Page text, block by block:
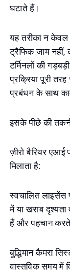
घटाते हैं।
यह तरीका न केवल
ट्रैफिक जाम नहीं,
टर्मिनलों की
प्रक्रिया पूरी
प्रबंधन के साथ
इसके पीछे की
ज़ीरो बैरियर एआई
मिलाता है:
स्वचालित लाइसेंस
में या खराब दृश्यता
हैं और पहचान
बुद्धिमान कैमरा
वास्तविक समय में